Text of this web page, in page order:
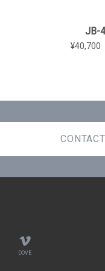
JB-
¥40,700
CONTACT
DOVE